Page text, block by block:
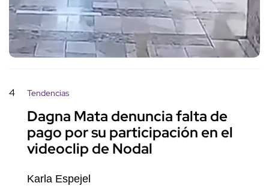
4 Tendencias
Dagna Mata denuncia falta de
pago por su participación en el
videoclip de Nodal
Karla Espejel